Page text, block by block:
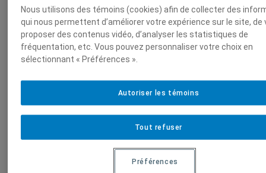
M
od
e
ci
en
ce
po
qu
e
et
dr
oi
Nous utilisons des témoins (cookies) afin de collecter des
qui nous permettent d’améliorer votre expérience sur le site, de
proposer des contenus vidéo, d’analyser les statistiques de
fréquentation, etc. Vous pouvez personnaliser votre choix en
sélectionnant « Préférences ».
Tout refuser
Autoriser les témoins
Préférences